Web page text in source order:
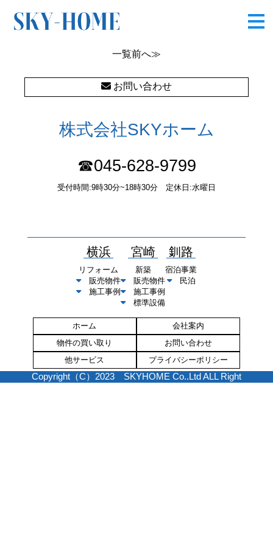
CIMG5284
一覧前へ≫
お問い合わせ
株式会社SKYホーム
☎045-628-9799
受付時間:9時30分~18時30分 定休日:水曜日
横浜
リフォーム
販売物件
施工事例
宮崎
新築
販売物件
施工事例
標準設備
釧路
宿泊事業
民泊
ホーム
会社案内
物件の買い取り
お問い合わせ
他サービス
プライバシーポリシー
Copyright（C）2023 SKYHOME Co..Ltd ALL Right